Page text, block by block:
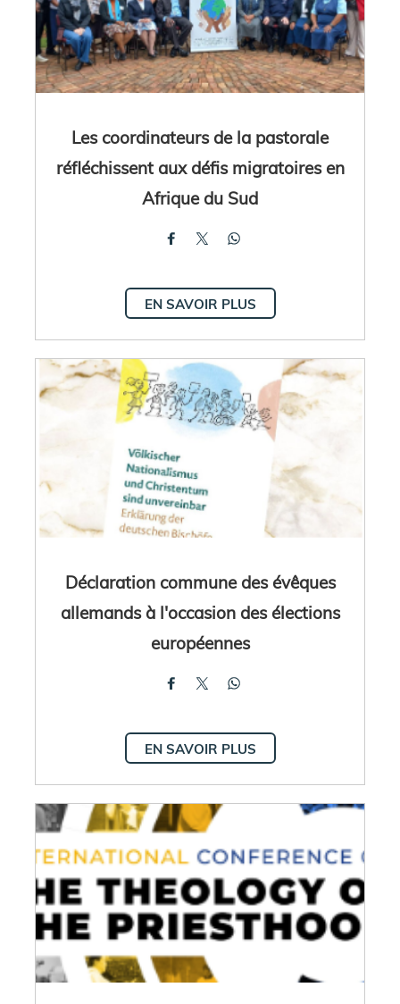
Les coordinateurs de la pastorale
réfléchissent aux défis migratoires en
Afrique du Sud
EN SAVOIR PLUS
Déclaration commune des évêques
allemands à l'occasion des élections
européennes
EN SAVOIR PLUS